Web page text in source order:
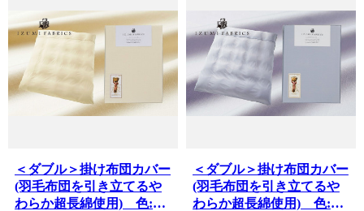
＜ダブル＞掛け布団カバー
(羽毛布団を引き立てるや
わらか超長綿使用) 色:サ
＜ダブル＞掛け布団カバー
(羽毛布団を引き立てるや
わらか超長綿使用) 色:シ